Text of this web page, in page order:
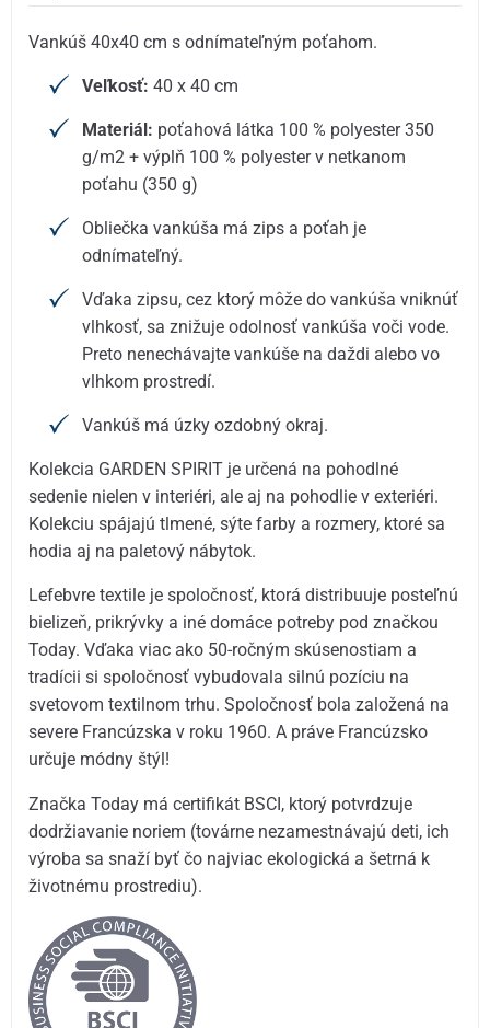
Vankúš 40x40 cm s odnímateľným poťahom.
Veľkosť: 40 x 40 cm
Materiál: poťahová látka 100 % polyester 350
g/m2 + výplň 100 % polyester v netkanom
poťahu (350 g)
Obliečka vankúša má zips a poťah je
odnímateľný.
Vďaka zipsu, cez ktorý môže do vankúša vniknúť
vlhkosť, sa znižuje odolnosť vankúša voči vode.
Preto nenechávajte vankúše na daždi alebo vo
vlhkom prostredí.
Vankúš má úzky ozdobný okraj.
Kolekcia GARDEN SPIRIT je určená na pohodlné
sedenie nielen v interiéri, ale aj na pohodlie v exteriéri.
Kolekciu spájajú tlmené, sýte farby a rozmery, ktoré sa
hodia aj na paletový nábytok.
Lefebvre textile je spoločnosť, ktorá distribuuje posteľnú
bielizeň, prikrývky a iné domáce potreby pod značkou
Today. Vďaka viac ako 50-ročným skúsenostiam a
tradícii si spoločnosť vybudovala silnú pozíciu na
svetovom textilnom trhu. Spoločnosť bola založená na
severe Francúzska v roku 1960. A práve Francúzsko
určuje módny štýl!
Značka Today má certifikát BSCI, ktorý potvrdzuje
dodržiavanie noriem (továrne nezamestnávajú deti, ich
výroba sa snaží byť čo najviac ekologická a šetrná k
životnému prostrediu).